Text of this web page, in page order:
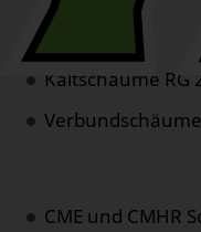
Kaltschäume RG
Verbundschäume
CME und CMHR